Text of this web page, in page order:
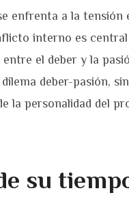
enfrenta a la tensión
interno es
el deber y la
deber-pasión,
la personalidad del
su